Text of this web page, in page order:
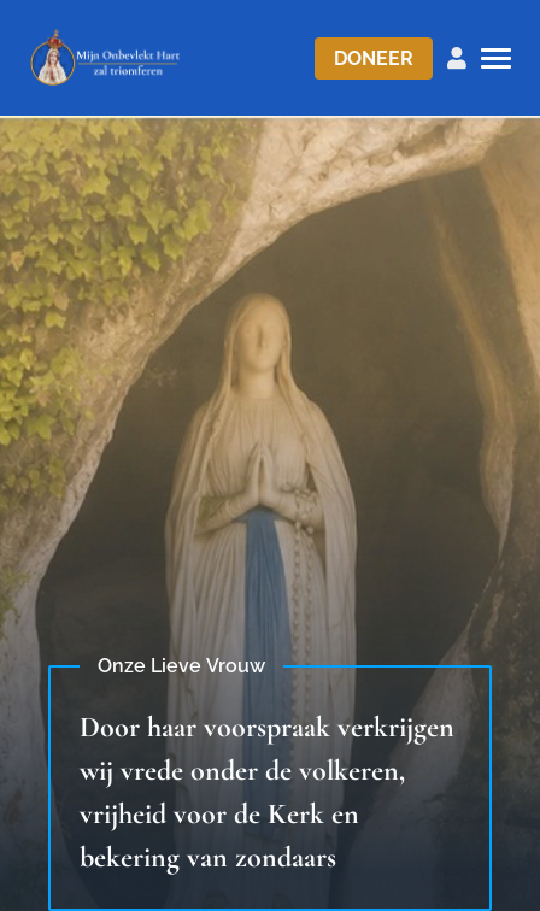
DONEER
Onze Lieve Vrouw
Door haar voorspraak verkrijgen
wij vrede onder de volkeren,
vrijheid voor de Kerk en
bekering van zondaars